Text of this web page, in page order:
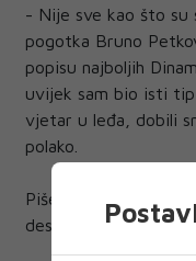
- Nije sve kao što su
pogotka Bruno
popisu najboljih
uvijek sam bio isti
vjetar u leđa, dobili
polako.
Piše: Slaven Nikšić
desk@dnevni-list.ba